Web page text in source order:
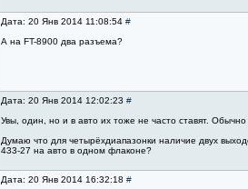
Дата: 20 Янв 2014 11:08:54 #
А на FT-8900 два разъема?
Дата: 20 Янв 2014 12:02:23 #
Увы, один, но и в авто их тоже не часто ставят.
Думаю что для четырёхдиапазонки наличие двух
433-27 на авто в одном флаконе?
Дата: 20 Янв 2014 16:32:18 #